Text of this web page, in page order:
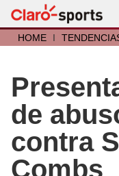
HOME I
de
contra
Combs